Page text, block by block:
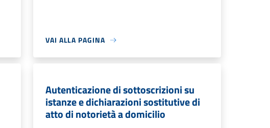
VAI ALLA PAGINA
Autenticazione di sottoscrizioni su
istanze e dichiarazioni sostitutive di
atto di notorietà a domicilio